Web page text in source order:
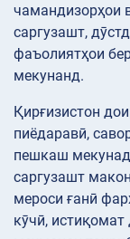
чамандизорҳои
саргузашт,
фаъолиятҳои
мекунанд.
Қирғизистон
пиёдаравӣ,
пешкаш
саргузашт
мероси ғанӣ
кӯчӣ,